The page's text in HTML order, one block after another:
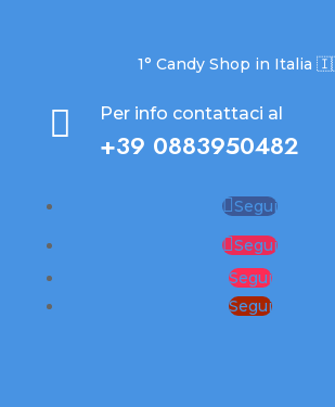
1° Candy Shop in Italia
 Per info contattaci al
+39 0883950482
Segui
Segui
Segui
Segui